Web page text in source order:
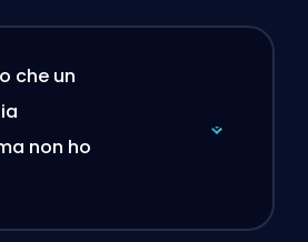
che un
non ho